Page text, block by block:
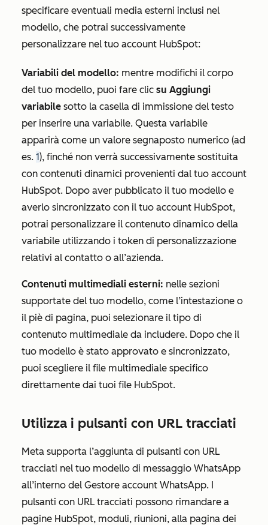
specificare eventuali media esterni inclusi nel
modello, che potrai successivamente
personalizzare nel tuo account HubSpot:
Variabili del modello: mentre modifichi il corpo
del tuo modello, puoi fare clic su Aggiungi
variabile sotto la casella di immissione del testo
per inserire una variabile. Questa variabile
apparirà come un valore segnaposto numerico (ad
es. 1), finché non verrà successivamente sostituita
con contenuti dinamici provenienti dal tuo account
HubSpot. Dopo aver pubblicato il tuo modello e
averlo sincronizzato con il tuo account HubSpot,
potrai personalizzare il contenuto dinamico della
variabile utilizzando i token di personalizzazione
relativi al contatto o all’azienda.
Contenuti multimediali esterni: nelle sezioni
supportate del tuo modello, come l’intestazione o
il piè di pagina, puoi selezionare il tipo di
contenuto multimediale da includere. Dopo che il
tuo modello è stato approvato e sincronizzato,
puoi scegliere il file multimediale specifico
direttamente dai tuoi file HubSpot.
Utilizza i pulsanti con URL tracciati
Meta supporta l’aggiunta di pulsanti con URL
tracciati nel tuo modello di messaggio WhatsApp
all’interno del Gestore account WhatsApp. I
pulsanti con URL tracciati possono rimandare a
pagine HubSpot, moduli, riunioni, alla pagina dei